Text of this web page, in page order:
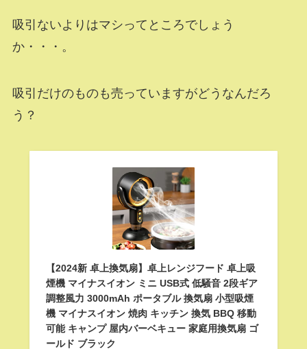
吸引ないよりはマシってところでしょう
か・・・。
吸引だけのものも売っていますがどうなんだろ
う？
【2024新 卓上換気扇】卓上レンジフード 卓上吸
煙機 マイナスイオン ミニ USB式 低騒音 2段ギア
調整風力 3000mAh ポータブル 換気扇 小型吸煙
機 マイナスイオン 焼肉 キッチン 換気 BBQ 移動
可能 キャンプ 屋内バーベキュー 家庭用換気扇 ゴ
ールド ブラック